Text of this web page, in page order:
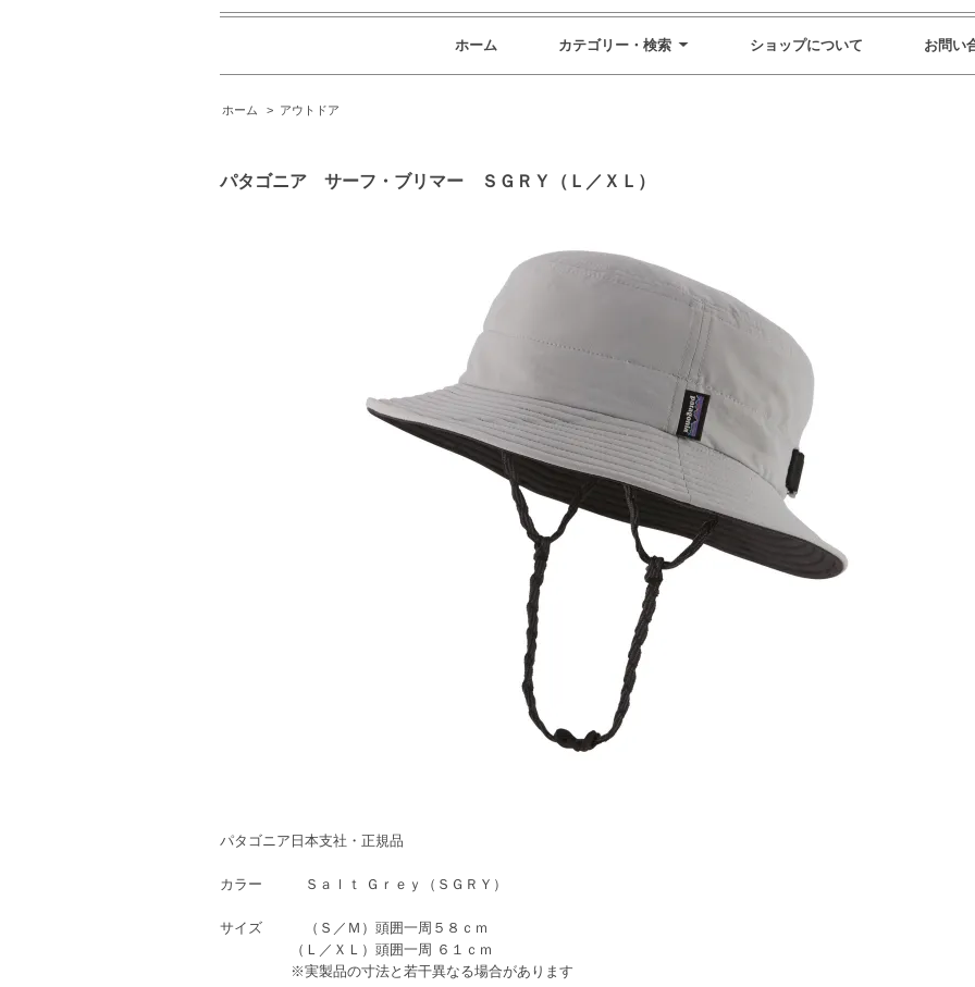
ホーム カテゴリー・検索 ショップについて お問い
ホーム > アウトドア
パタゴニア サーフ・ブリマー ＳＧＲＹ（Ｌ／ＸＬ）
パタゴニア日本支社・正規品
カラー Ｓａｌｔ Ｇｒｅｙ（ＳＧＲＹ）
サイズ （Ｓ／Ｍ）頭囲一周５８ｃｍ
（Ｌ／ＸＬ）頭囲一周 ６１ｃｍ
※実製品の寸法と若干異なる場合があります